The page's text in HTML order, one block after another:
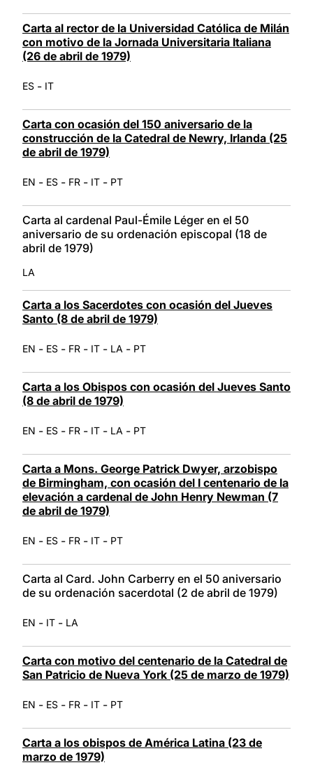
Carta al rector de la Universidad Católica de Milán
con motivo de la Jornada Universitaria Italiana
(26 de abril de 1979)
ES - IT
Carta con ocasión del 150 aniversario de la
construcción de la Catedral de Newry, Irlanda (25
de abril de 1979)
EN - ES - FR - IT - PT
Carta al cardenal Paul-Émile Léger en el 50
aniversario de su ordenación episcopal (18 de
abril de 1979)
LA
Carta a los Sacerdotes con ocasión del Jueves
Santo (8 de abril de 1979)
EN - ES - FR - IT - LA - PT
Carta a los Obispos con ocasión del Jueves Santo
(8 de abril de 1979)
EN - ES - FR - IT - LA - PT
Carta a Mons. George Patrick Dwyer, arzobispo
de Birmingham, con ocasión del I centenario de la
elevación a cardenal de John Henry Newman (7
de abril de 1979)
EN - ES - FR - IT - PT
Carta al Card. John Carberry en el 50 aniversario
de su ordenación sacerdotal (2 de abril de 1979)
EN - IT - LA
Carta con motivo del centenario de la Catedral de
San Patricio de Nueva York (25 de marzo de 1979)
EN - ES - FR - IT - PT
Carta a los obispos de América Latina (23 de
marzo de 1979)